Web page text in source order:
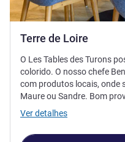
Terre de Loire
O Les Tables des Turons
colorido. O nosso chefe
com produtos locais, onde
Maure ou Sandre. Bom
Ver detalhes